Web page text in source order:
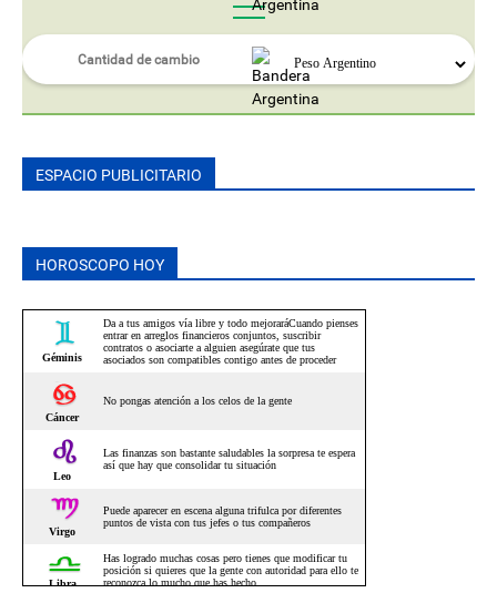
ESPACIO PUBLICITARIO
HOROSCOPO HOY